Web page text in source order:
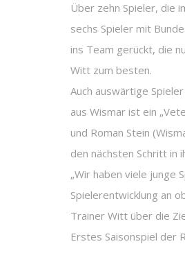
Über zehn Spieler, die
sechs Spieler mit
ins Team gerückt, die
Witt zum besten.
Auch auswärtige
aus Wismar ist ein
und Roman Stein
den nächsten Schritt in
„Wir haben viele junge
Spielerentwicklung an
Trainer Witt über die
Erstes Saisonspiel der